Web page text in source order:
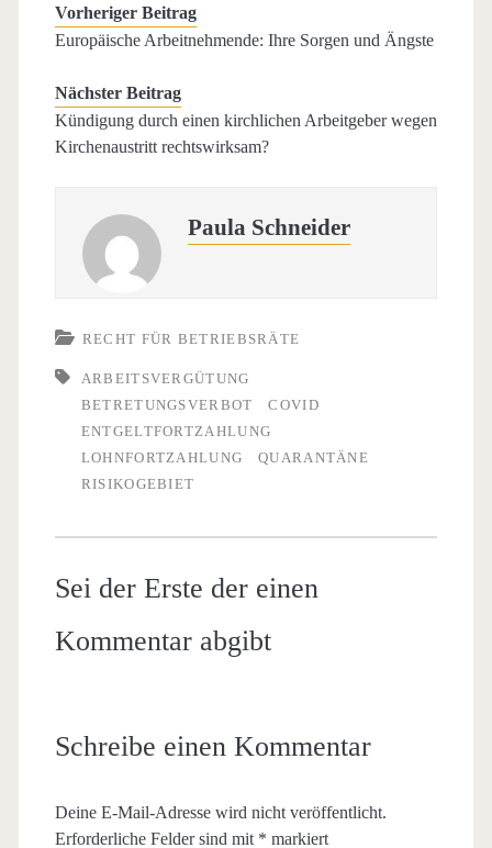
Vorheriger Beitrag
Europäische Arbeitnehmende: Ihre Sorgen und Ängste
Nächster Beitrag
Kündigung durch einen kirchlichen Arbeitgeber wegen
Kirchenaustritt rechtswirksam?
Paula Schneider
RECHT FÜR BETRIEBSRÄTE
ARBEITSVERGÜTUNG
BETRETUNGSVERBOT
COVID
ENTGELTFORTZAHLUNG
LOHNFORTZAHLUNG
QUARANTÄNE
RISIKOGEBIET
Sei der Erste der einen
Kommentar abgibt
Schreibe einen Kommentar
Deine E-Mail-Adresse wird nicht veröffentlicht.
Erforderliche Felder sind mit * markiert